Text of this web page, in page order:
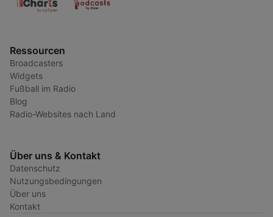
Ressourcen
Broadcasters
Widgets
Fußball im Radio
Blog
Radio-Websites nach Land
Über uns & Kontakt
Datenschutz
Nutzungsbedingungen
Über uns
Kontakt